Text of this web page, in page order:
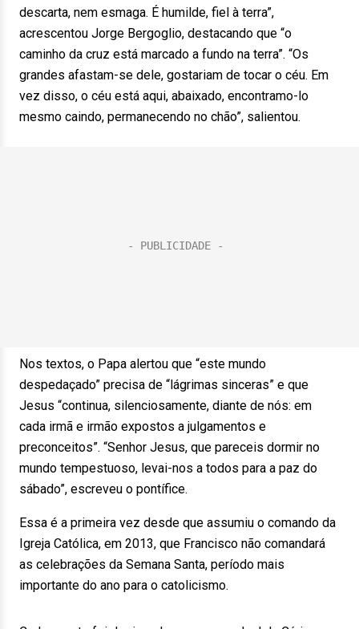
descarta, nem esmaga. É humilde, fiel à terra”,
acrescentou Jorge Bergoglio, destacando que “o
caminho da cruz está marcado a fundo na terra”. “Os
grandes afastam-se dele, gostariam de tocar o céu. Em
vez disso, o céu está aqui, abaixado, encontramo-lo
mesmo caindo, permanecendo no chão”, salientou.
Nos textos, o Papa alertou que “este mundo
despedaçado” precisa de “lágrimas sinceras” e que
Jesus “continua, silenciosamente, diante de nós: em
cada irmã e irmão expostos a julgamentos e
preconceitos”. “Senhor Jesus, que pareceis dormir no
mundo tempestuoso, levai-nos a todos para a paz do
sábado”, escreveu o pontífice.
Essa é a primeira vez desde que assumiu o comando da
Igreja Católica, em 2013, que Francisco não comandará
as celebrações da Semana Santa, período mais
importante do ano para o catolicismo.